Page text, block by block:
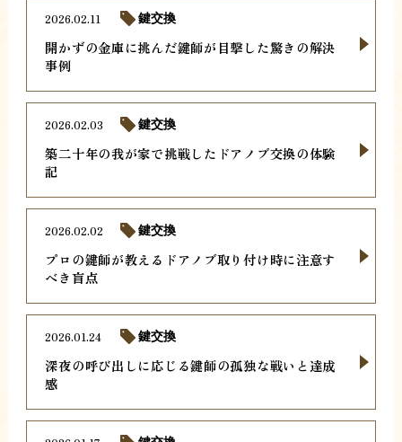
開かずの金庫に挑んだ鍵師が目撃した驚きの解決
事例
2026.02.11 鍵交換
築二十年の我が家で挑戦したドアノブ交換の体験
記
2026.02.03 鍵交換
プロの鍵師が教えるドアノブ取り付け時に注意す
べき盲点
2026.02.02 鍵交換
深夜の呼び出しに応じる鍵師の孤独な戦いと達成
感
2026.01.24 鍵交換